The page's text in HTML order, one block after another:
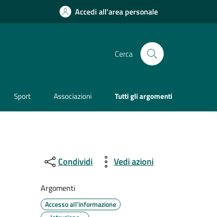
Accedi all'area personale
Cerca
Sport Associazioni Tutti gli argomenti
Condividi Vedi azioni
Argomenti
Accesso all'informazione